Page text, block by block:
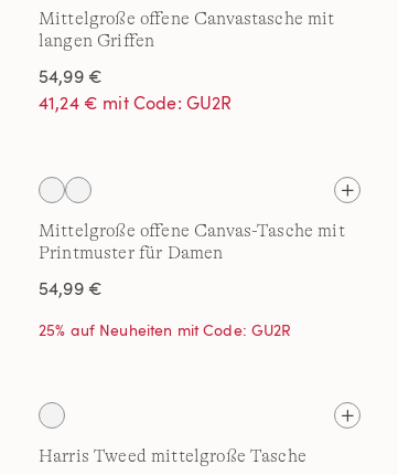
Mittelgroße offene Canvastasche mit
langen Griffen
54,99 €
41,24 € mit Code: GU2R
Mittelgroße offene Canvas-Tasche mit
Printmuster für Damen
54,99 €
25% auf Neuheiten mit Code: GU2R
Harris Tweed mittelgroße Tasche